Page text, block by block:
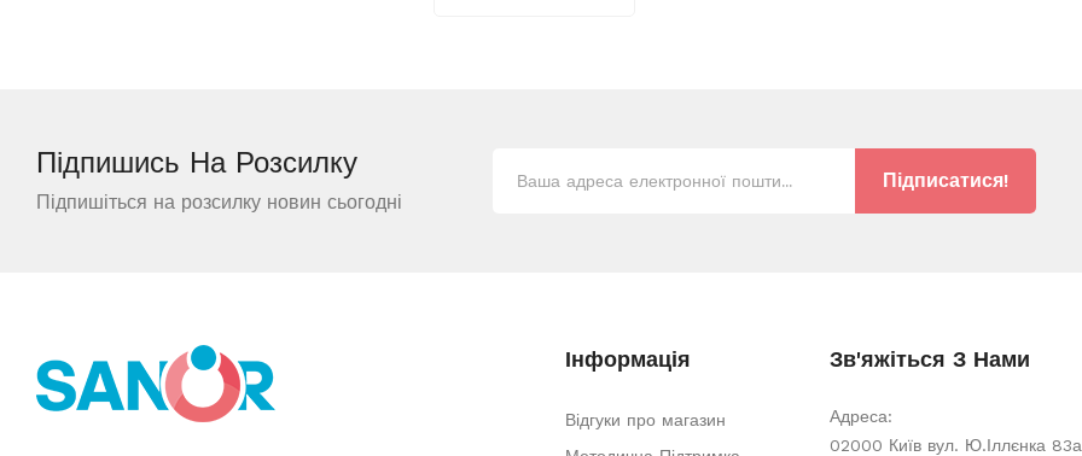
Підпишись На Розсилку
Підпишіться на розсилку новин сьогодні
Підписатися!
Інформація
Відгуки про магазин
Зв'яжіться З Нами
Адреса:
02000 Київ вул. Ю.Іллєнка 83а